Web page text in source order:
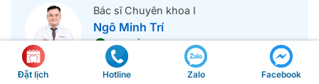
Bác sĩ Chuyên khoa I
Ngô Minh Trí
Đã kiểm duyệt nội dung
Bác sĩ Răng Hàm Mặt – Đại học Y Dược Cần Thơ,
Đặt lịch Hotline Zalo Facebook